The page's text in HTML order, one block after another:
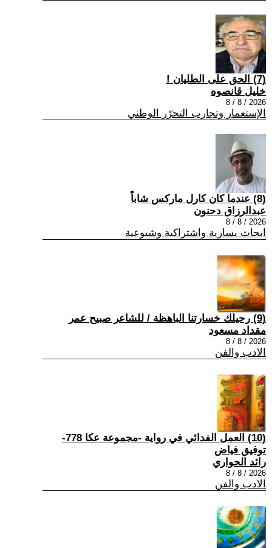
(7) الحق على الطليان !
خليل قانصوه
2026 / 8 / 8
الإستعمار وتجارب التحرّر الوطني
(8) عندما كان كارل ماركس شاباً
عبدالرزاق دحنون
2026 / 8 / 8
ابحاث يسارية واشتراكية وشيوعية
(9) رحيلك خسارتنا الباهظة / للشاعر صبيح عمر
مقداد مسعود
2026 / 8 / 8
الادب والفن
(10) العمل الفدائي في رواية -مجموعة عكا 778-
توفيق فياض
رائد الحواري
2026 / 8 / 8
الادب والفن